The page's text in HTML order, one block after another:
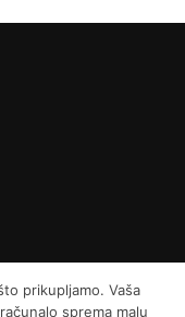
prikupljamo. Vaša
sprema malu